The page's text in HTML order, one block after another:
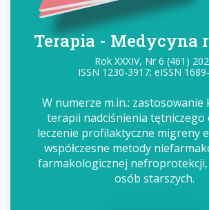
Terapia - Medycyna
Rok XXXIV, Nr 6 (461)
ISSN 1230-3917; eISSN
W numerze m.in.: zastosowanie
terapii nadciśnienia
leczenie profilaktyczne migreny
współczesne metody
farmakologicznej nefroprotekcji,
osób starszych.